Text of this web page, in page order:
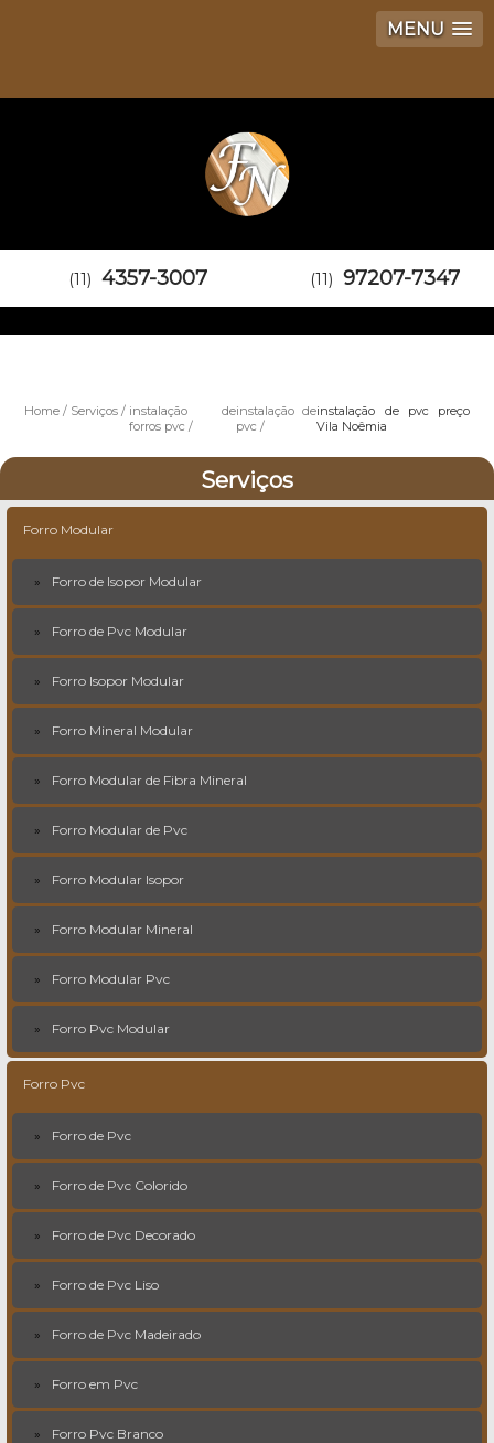
MENU
(11) 4357-3007 (11) 97207-7347
Home Serviços
instalação de
forros pvc
instalação de
pvc
instalação de pvc preço
Vila Noêmia
Serviços
Forro Modular
Forro de Isopor Modular
Forro de Pvc Modular
Forro Isopor Modular
Forro Mineral Modular
Forro Modular de Fibra Mineral
Forro Modular de Pvc
Forro Modular Isopor
Forro Modular Mineral
Forro Modular Pvc
Forro Pvc Modular
Forro Pvc
Forro de Pvc
Forro de Pvc Colorido
Forro de Pvc Decorado
Forro de Pvc Liso
Forro de Pvc Madeirado
Forro em Pvc
Forro Pvc Branco